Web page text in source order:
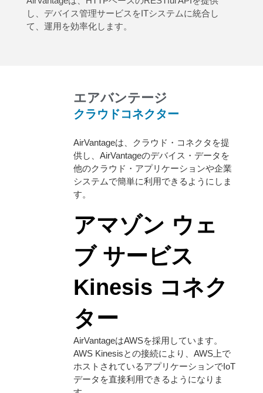
し、デバイス管理サービスをITシステムに統合し
て、運用を効率化します。
エアバンテージ
クラウドコネクター
AirVantageは、クラウド・コネクタを提
供し、AirVantageのデバイス・データを
他のクラウド・アプリケーションや企業
システムで簡単に利用できるようにしま
す。
アマゾン ウェ
ブ サービス
Kinesis コネク
ター
AirVantageはAWSを採用しています。
AWS Kinesisとの接続により、AWS上で
ホストされているアプリケーションでIoT
データを直接利用できるようになりま